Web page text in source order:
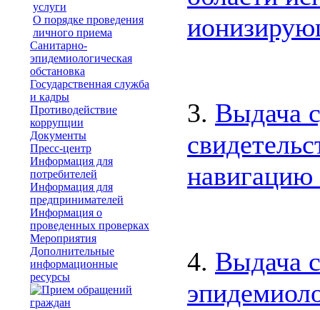
услуги
О порядке проведения
личного приема
Санитарно-
эпидемиологическая
обстановка
Государственная служба
и кадры
Противодействие
коррупции
Документы
Пресс-центр
Информация для
потребителей
Информация для
предпринимателей
Информация о
проведенных проверках
Мероприятия
Дополнительные
информационные
ресурсы
3. Выдача
навигацию
4. Выдача